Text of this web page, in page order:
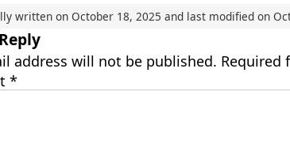
written on October 18, 2025 and last modified on
address will not be published. Required
*